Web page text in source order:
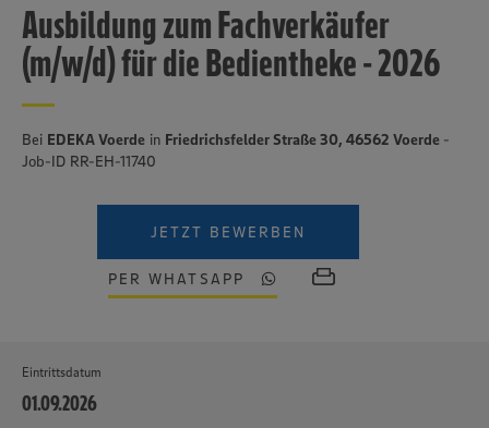
Ausbildung zum Fachverkäufer
(m/w/d) für die Bedientheke - 2026
Bei EDEKA Voerde in Friedrichsfelder Straße 30, 46562 Voerde -
Job-ID RR-EH-11740
JETZT BEWERBEN
PER WHATSAPP
Eintrittsdatum
01.09.2026